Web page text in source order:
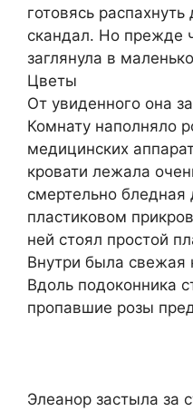
готовясь распахнуть
скандал. Но прежде
заглянула в
Цветы
От увиденного она
Комнату наполняло
медицинских
кровати лежала
смертельно
пластиковом
ней стоял простой
Внутри была свежая
Вдоль подоконника
пропавшие розы
Элеанор застыла за